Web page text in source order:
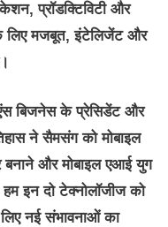
प्रॉडक्टिविटी और
लिए मजबूत, इंटेलिजेंट और
बिजनेस के प्रेसिडेंट और
ने सैमसंग को मोबाइल
बनाने और मोबाइल एआई युग
इन दो टेक्‍नोलॉजीज को
नई संभावनाओं का